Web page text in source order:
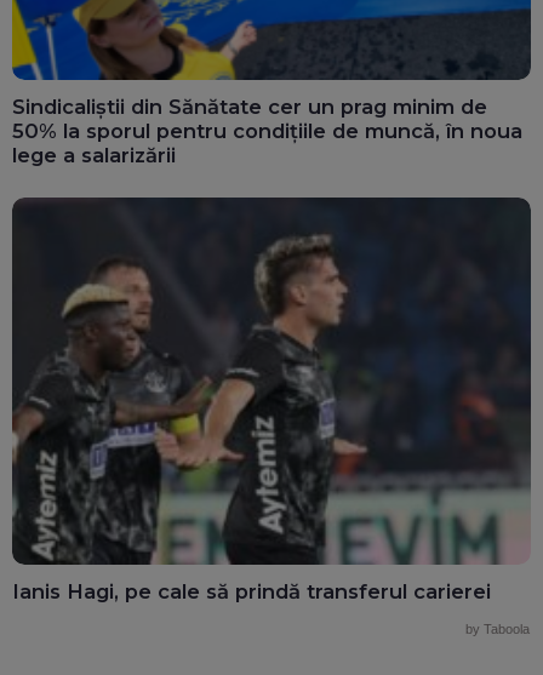
Sindicaliștii din Sănătate cer un prag minim de
50% la sporul pentru condițiile de muncă, în noua
lege a salarizării
Ianis Hagi, pe cale să prindă transferul carierei
by Taboola